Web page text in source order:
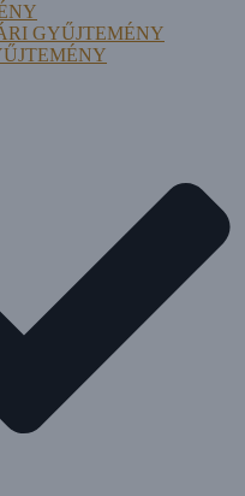
GYŰJTEMÉNY